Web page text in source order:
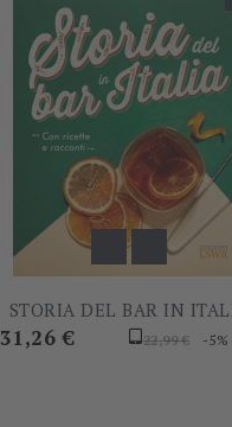
STORIA DEL BAR IN
Prezzo
31,26 €
Prezzo
22,99 € -5%